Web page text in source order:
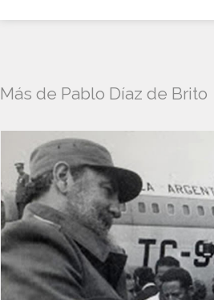
Más de Pablo Díaz de Brito